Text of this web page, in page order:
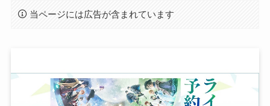
当ページには広告が含まれています